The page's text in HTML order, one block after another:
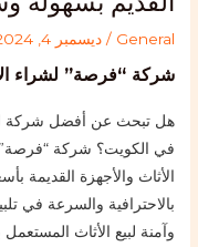
General
/ديسمبر 4, 2024
شركة “فرصة” لشراء
هل تبحث عن أفضل شركة
في الكويت؟ شركة
الأثاث والأجهزة القديمة
بالاحترافية والسرعة في
وآمنة لبيع الأثاث المستعمل